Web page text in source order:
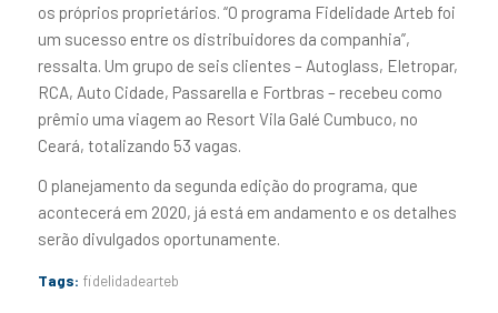
os próprios proprietários. “O programa Fidelidade Arteb foi
um sucesso entre os distribuidores da companhia”,
ressalta. Um grupo de seis clientes – Autoglass, Eletropar,
RCA, Auto Cidade, Passarella e Fortbras – recebeu como
prêmio uma viagem ao Resort Vila Galé Cumbuco, no
Ceará, totalizando 53 vagas.
O planejamento da segunda edição do programa, que
acontecerá em 2020, já está em andamento e os detalhes
serão divulgados oportunamente.
Tags: fidelidadearteb